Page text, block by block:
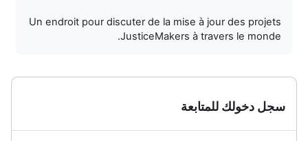
Un endroit pour discuter de la mise à jour des projets
JusticeMakers à travers le monde.
سجل دخولك للمتابعة